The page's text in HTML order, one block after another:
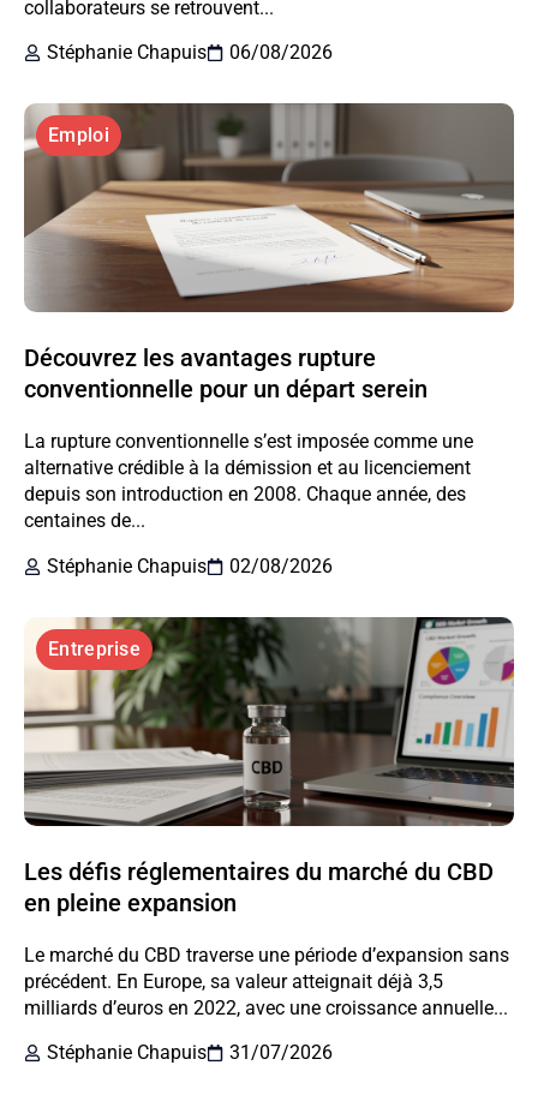
collaborateurs se retrouvent...
Stéphanie Chapuis
06/08/2026
Emploi
Découvrez les avantages rupture
conventionnelle pour un départ serein
La rupture conventionnelle s’est imposée comme une
alternative crédible à la démission et au licenciement
depuis son introduction en 2008. Chaque année, des
centaines de...
Stéphanie Chapuis
02/08/2026
Entreprise
Les défis réglementaires du marché du CBD
en pleine expansion
Le marché du CBD traverse une période d’expansion sans
précédent. En Europe, sa valeur atteignait déjà 3,5
milliards d’euros en 2022, avec une croissance annuelle...
Stéphanie Chapuis
31/07/2026